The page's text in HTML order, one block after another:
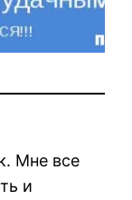
Мне все
и